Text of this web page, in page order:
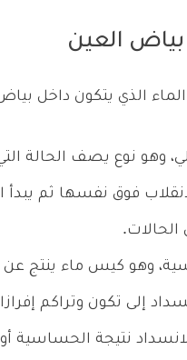
العين
الذي يتكون داخل
وهو نوع يصف الحالة
فوق نفسها ثم يبدأ
وهو كيس ماء ينتج عن
إلى تكون وتراكم
نتيجة الحساسية أو